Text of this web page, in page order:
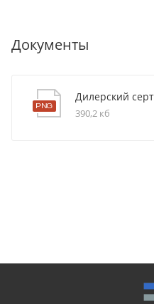
Документы
Дилерский
390,2 кб